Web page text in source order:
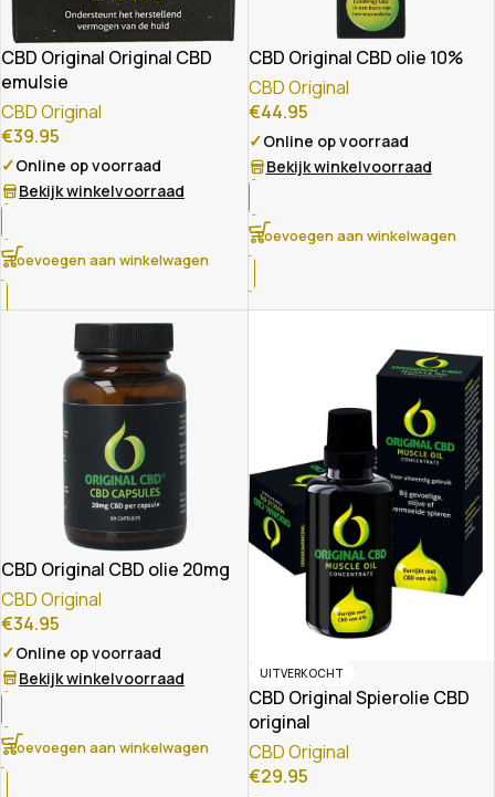
CBD Original Original CBD
emulsie
CBD Original
€39.95
✓Online op voorraad
Bekijk winkelvoorraad
Toevoegen aan winkelwagen
CBD Original CBD olie 10%
CBD Original
€44.95
✓Online op voorraad
Bekijk winkelvoorraad
Toevoegen aan winkelwagen
CBD Original CBD olie 20mg
CBD Original
€34.95
✓Online op voorraad
Bekijk winkelvoorraad
Toevoegen aan winkelwagen
UITVERKOCHT
CBD Original Spierolie CBD
original
CBD Original
€29.95